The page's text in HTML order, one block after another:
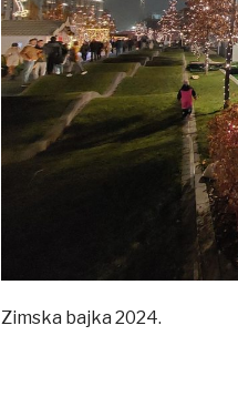
Zimska bajka 2024.